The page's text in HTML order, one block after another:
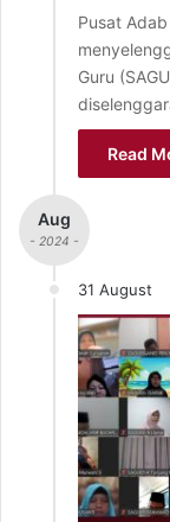
Pusat
Guru
Read
Aug
- 2024 -
31 August